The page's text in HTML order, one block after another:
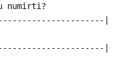
numirti?
|
|